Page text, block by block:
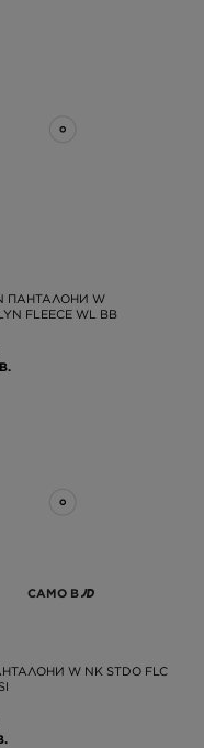
ПАНТАЛОНИ W
FLEECE WL BB
САМО В
W NK STDO FLC